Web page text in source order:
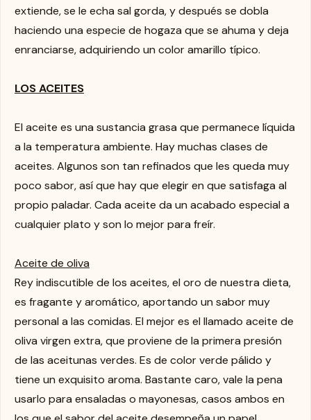
extiende, se le echa sal gorda, y después se dobla
haciendo una especie de hogaza que se ahuma y deja
enranciarse, adquiriendo un color amarillo típico.
LOS ACEITES
El aceite es una sustancia grasa que permanece líquida
a la temperatura ambiente. Hay muchas clases de
aceites. Algunos son tan refinados que les queda muy
poco sabor, así que hay que elegir en que satisfaga al
propio paladar. Cada aceite da un acabado especial a
cualquier plato y son lo mejor para freír.
Aceite de oliva
Rey indiscutible de los aceites, el oro de nuestra dieta,
es fragante y aromático, aportando un sabor muy
personal a las comidas. El mejor es el llamado aceite de
oliva virgen extra, que proviene de la primera presión
de las aceitunas verdes. Es de color verde pálido y
tiene un exquisito aroma. Bastante caro, vale la pena
usarlo para ensaladas o mayonesas, casos ambos en